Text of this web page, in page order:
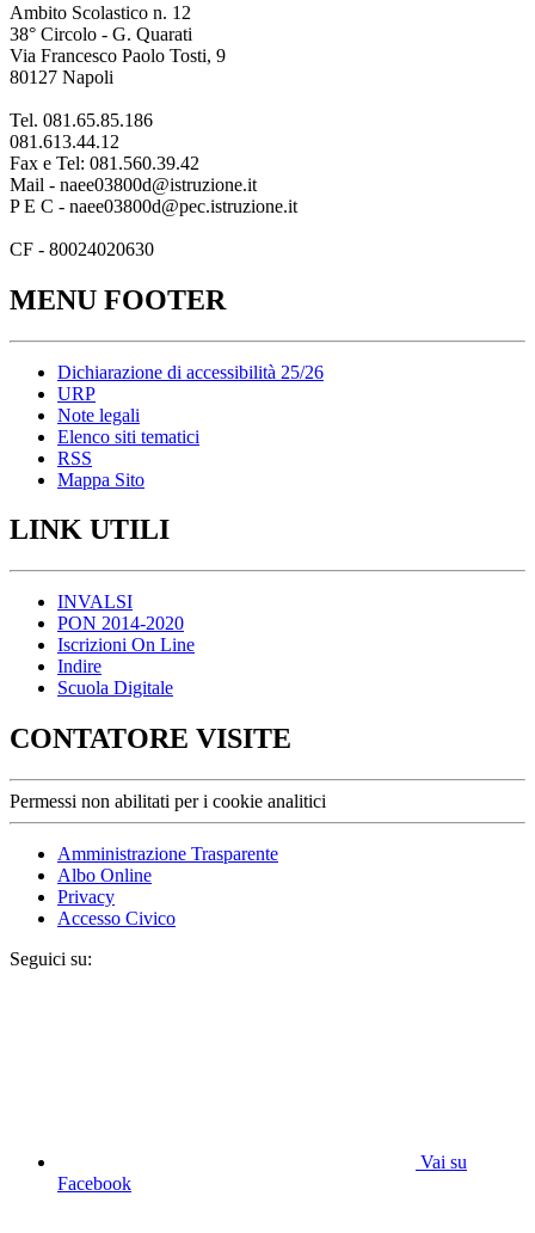
Ambito Scolastico n. 12
38° Circolo - G. Quarati
Via Francesco Paolo Tosti, 9
80127 Napoli
Tel. 081.65.85.186
081.613.44.12
Fax e Tel: 081.560.39.42
Mail - naee03800d@istruzione.it
P E C - naee03800d@pec.istruzione.it
CF - 80024020630
MENU FOOTER
Dichiarazione di accessibilità 25/26
URP
Note legali
Elenco siti tematici
RSS
Mappa Sito
LINK UTILI
INVALSI
PON 2014-2020
Iscrizioni On Line
Indire
Scuola Digitale
CONTATORE VISITE
Permessi non abilitati per i cookie analitici
Amministrazione Trasparente
Albo Online
Privacy
Accesso Civico
Seguici su:
Vai su
Facebook